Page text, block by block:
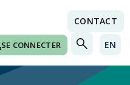
SE CONNECTER
CONTACT
EN